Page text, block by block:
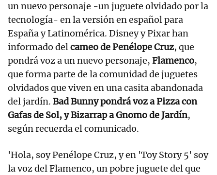
un nuevo personaje -un juguete olvidado por la
tecnología- en la versión en español para
España y Latinomérica. Disney y Pixar han
informado delcameo de Penélope Cruz, que
pondrá voz a un nuevo personaje, Flamenco,
que forma parte de la comunidad de juguetes
olvidados que viven en una casita abandonada
del jardín. Bad Bunny pondrá voz a Pizza con
Gafas de Sol, y Bizarrap a Gnomo de Jardín,
según recuerda el comunicado.
'Hola, soy Penélope Cruz, y en 'Toy Story 5' soy
la voz del Flamenco, un pobre juguete del que